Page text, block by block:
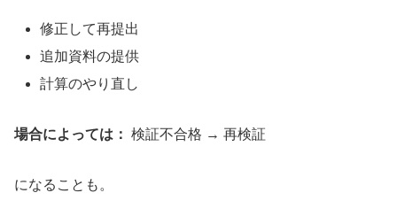
修正して再提出
追加資料の提供
計算のやり直し
場合によっては： 検証不合格 → 再検証
になることも。